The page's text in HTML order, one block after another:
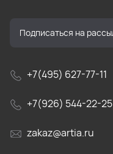
+7(495) 627-77-11
+7(926) 544-22-25
zakaz@artia.ru